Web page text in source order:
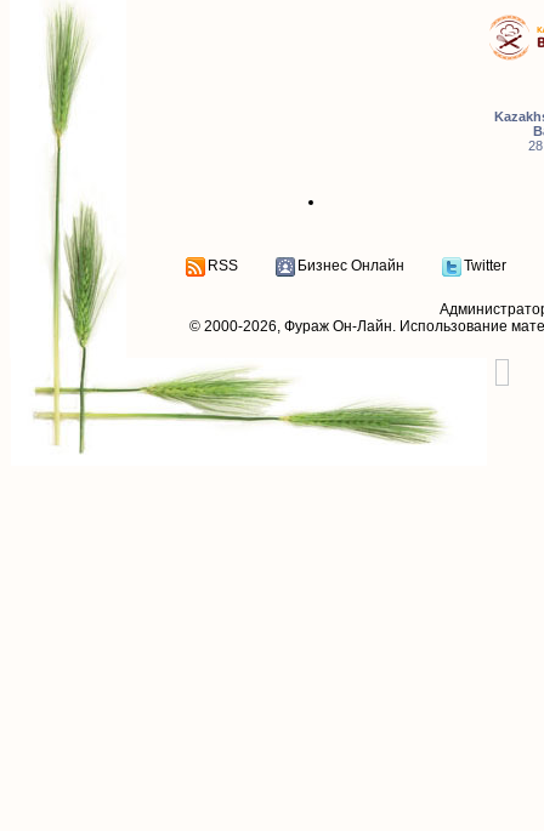
RSS Бизнес Онлайн Twitter
© 2000-2026, Фураж Он-Лайн. Использование